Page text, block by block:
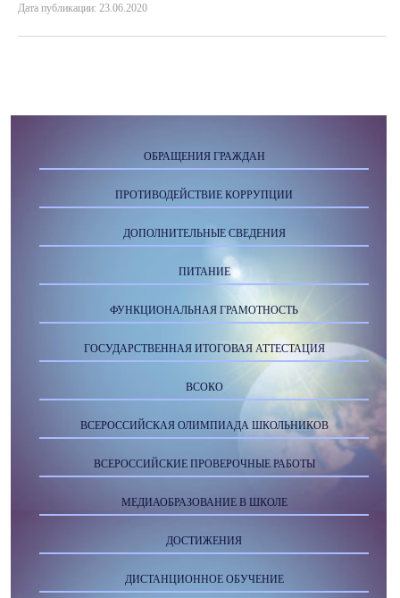
Дата публикации: 23.06.2020
ОБРАЩЕНИЯ ГРАЖДАН
ПРОТИВОДЕЙСТВИЕ КОРРУПЦИИ
ДОПОЛНИТЕЛЬНЫЕ СВЕДЕНИЯ
ПИТАНИЕ
ФУНКЦИОНАЛЬНАЯ ГРАМОТНОСТЬ
ГОСУДАРСТВЕННАЯ ИТОГОВАЯ АТТЕСТАЦИЯ
ВСОКО
ВСЕРОССИЙСКАЯ ОЛИМПИАДА ШКОЛЬНИКОВ
ВСЕРОССИЙСКИЕ ПРОВЕРОЧНЫЕ РАБОТЫ
МЕДИАОБРАЗОВАНИЕ В ШКОЛЕ
ДОСТИЖЕНИЯ
ДИСТАНЦИОННОЕ ОБУЧЕНИЕ